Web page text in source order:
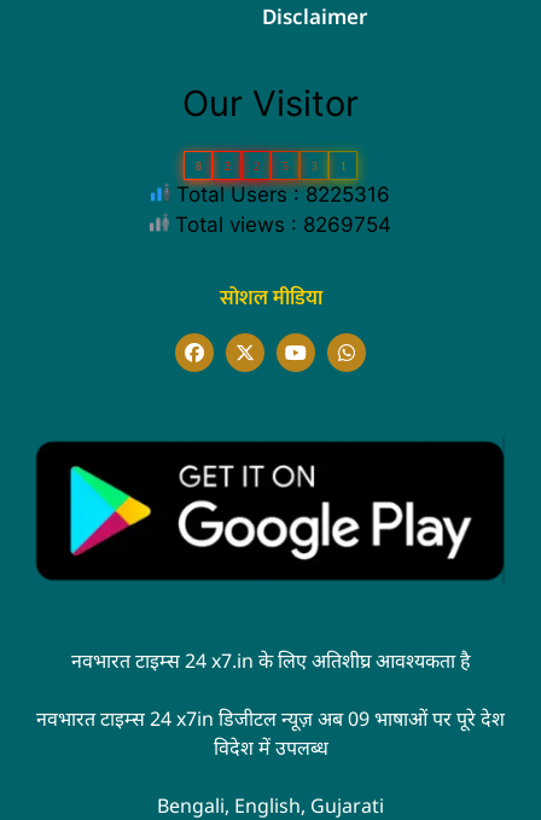
Disclaimer
Our Visitor
8 2 2 5 3 1
Total Users : 8225316
Total views : 8269754
सोशल मीडिया
नवभारत टाइम्स 24 x7.in के लिए अतिशीघ्र आवश्यकता है
नवभारत टाइम्स 24 x7in डिजीटल न्यूज़ अब 09 भाषाओं पर पूरे देश
विदेश में उपलब्ध
Bengali, English, Gujarati